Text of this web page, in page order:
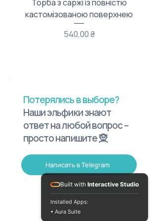
Торба з саржі із повністю
кастомізованою поверхнею
Цена
540,00 ₴
Потерялись в выборе?
Наши эльфики знают
ответ на любой вопрос –
просто напишите 🧝
Написать в Telegram
Built with Interactive Studio
Installed Apps:
• Aura Suite